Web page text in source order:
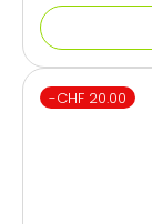
-CHF 20.00